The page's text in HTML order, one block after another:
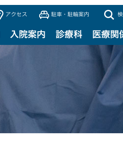
入院案内 診療科 医療関
アクセス 駐車・駐輪案内